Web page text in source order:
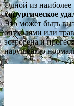
Одной из
хирургическое
Это может быть
опухолями или
эстрогена и
нарушению